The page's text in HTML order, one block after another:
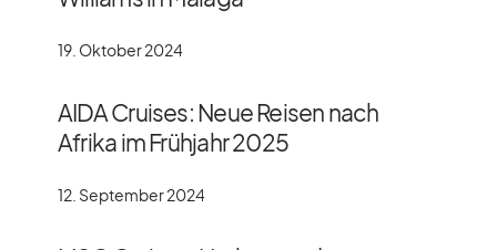
19. Oktober 2024
AIDA Cruises: Neue Reisen nach
Afrika im Frühjahr 2025
12. September 2024